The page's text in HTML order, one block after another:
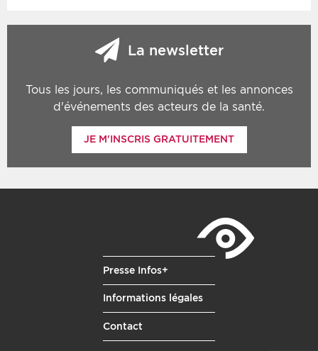
La newsletter
Tous les jours, les communiqués et les annonces
d'événements des acteurs de la santé.
JE M'INSCRIS GRATUITEMENT
Presse Infos+
Informations légales
Contact